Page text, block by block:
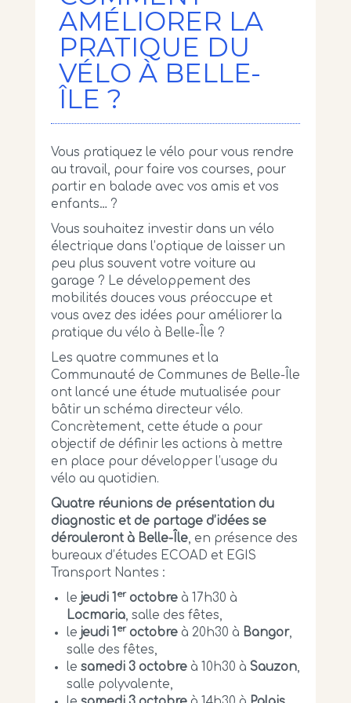
AMÉLIORER LA
PRATIQUE DU
VÉLO À BELLE-
ÎLE ?
Vous pratiquez le vélo pour vous rendre
au travail, pour faire vos courses, pour
partir en balade avec vos amis et vos
enfants… ?
Vous souhaitez investir dans un vélo
électrique dans l’optique de laisser un
peu plus souvent votre voiture au
garage ? Le développement des
mobilités douces vous préoccupe et
vous avez des idées pour améliorer la
pratique du vélo à Belle-Île ?
Les quatre communes et la
Communauté de Communes de Belle-Île
ont lancé une étude mutualisée pour
bâtir un schéma directeur vélo.
Concrètement, cette étude a pour
objectif de définir les actions à mettre
en place pour développer l’usage du
vélo au quotidien.
Quatre réunions de présentation du
diagnostic et de partage d’idées se
dérouleront à Belle-Île, en présence des
bureaux d’études ECOAD et EGIS
Transport Nantes :
le jeudi 1er octobreà 17h30 à
Locmaria, salle des fêtes,
le jeudi 1er octobreà 20h30 à Bangor,
salle des fêtes,
le samedi 3 octobreà 10h30 à Sauzon,
salle polyvalente,